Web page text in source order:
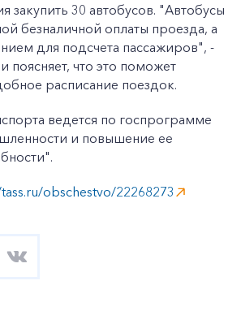
закупить 30 автобусов. "Автобусы
безналичной оплаты проезда, а
для подсчета пассажиров", -
поясняет, что это поможет
расписание поездок.
ведется по госпрограмме
и повышение ее
obschestvo/22268273